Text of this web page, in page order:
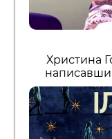
Христина
написавши